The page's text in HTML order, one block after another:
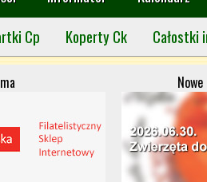
Cp Koperty Ck Całostki